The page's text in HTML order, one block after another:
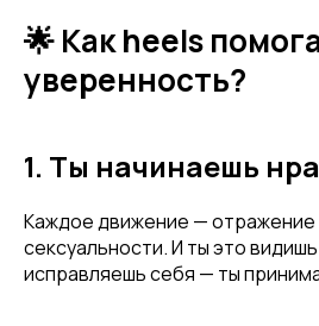
🌟 Как heels
уверенность?
1. Ты начинаешь
Каждое движение — отражение
сексуальности. И ты это
исправляешь себя — ты